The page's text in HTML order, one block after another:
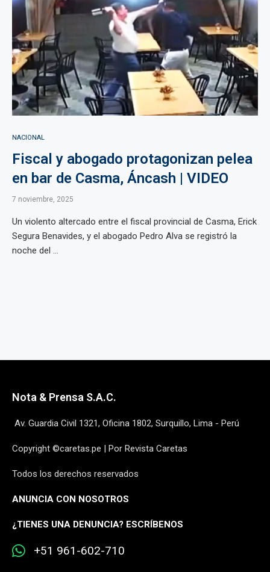
NACIONAL
Fiscal y abogado protagonizan pelea
en bar de Casma, Áncash | VIDEO
7 noviembre, 2025
Un violento altercado entre el fiscal provincial de Casma, Erick
Segura Benavides, y el abogado Pedro Alva se registró la
noche del ...
Nota & Prensa S.A.C.
Av. Guardia Civil 1321, Oficina 1802, Surquillo, Lima - Perú
Copyright ©caretas.pe | Por Revista Caretas
Todos los derechos reservados
ANUNCIA CON NOSOTROS
¿TIENES UNA DENUNCIA? ESCRÍBENOS
+51 961-602-710